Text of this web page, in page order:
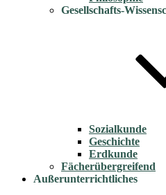
Gesellschafts-
Sozialkunde
Geschichte
Erdkunde
Fächerübergreifend
Außerunterrichtliches